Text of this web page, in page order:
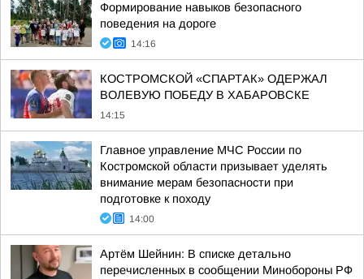
Формирование навыков безопасного
поведения на дороге
14:16
КОСТРОМСКОЙ «СПАРТАК» ОДЕРЖАЛ
ВОЛЕВУЮ ПОБЕДУ В ХАБАРОВСКЕ
14:15
Главное управление МЧС России по
Костромской области призывает уделять
внимание мерам безопасности при
подготовке к походу
14:00
Артём Шейнин: В списке детально
перечисленных в сообщении Минобороны РФ